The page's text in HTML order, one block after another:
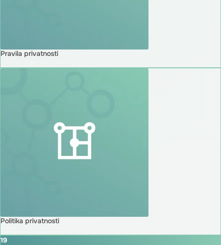
Pravila privatnosti
Politika privatnosti
19